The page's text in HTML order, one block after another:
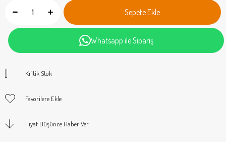
Whatsapp ile Sipariş
Kritik Stok
Favorilere Ekle
Fiyat Düşünce Haber Ver